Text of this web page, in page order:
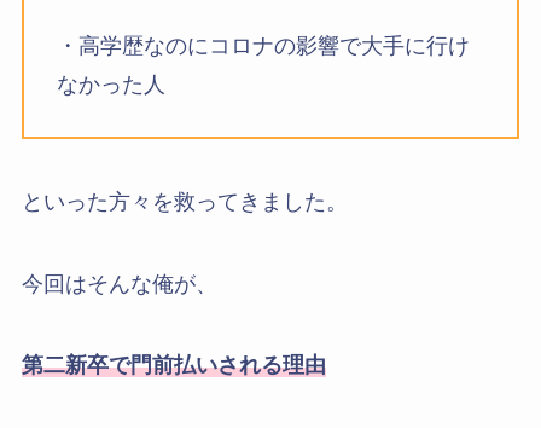
・高学歴なのにコロナの影響で大手に行け
なかった人
といった方々を救ってきました。
今回はそんな俺が、
第二新卒で門前払いされる理由